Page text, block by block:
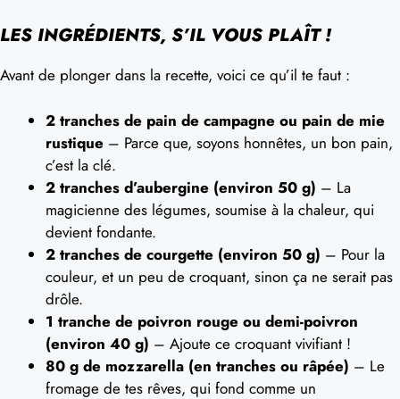
LES INGRÉDIENTS, S’IL VOUS PLAÎT !
Avant de plonger dans la recette, voici ce qu’il te faut :
2 tranches de pain de campagne ou pain de mie
rustique – Parce que, soyons honnêtes, un bon pain,
c’est la clé.
2 tranches d’aubergine (environ 50 g) – La
magicienne des légumes, soumise à la chaleur, qui
devient fondante.
2 tranches de courgette (environ 50 g) – Pour la
couleur, et un peu de croquant, sinon ça ne serait pas
drôle.
1 tranche de poivron rouge ou demi-poivron
(environ 40 g) – Ajoute ce croquant vivifiant !
80 g de mozzarella (en tranches ou râpée) – Le
fromage de tes rêves, qui fond comme un